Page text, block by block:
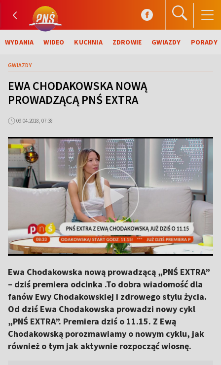
WYDANIA WIDEO KUCHNIA ZDROWIE GWIAZDY PORADY
GWIAZDY
EWA CHODAKOWSKA NOWĄ
PROWADZĄCĄ PNŚ EXTRA
09.04.2018, 07:38
Ewa Chodakowska nową prowadzącą „PNŚ EXTRA”
– dziś premiera odcinka .To dobra wiadomość dla
fanów Ewy Chodakowskiej i zdrowego stylu życia.
Od dziś Ewa Chodakowska prowadzi nowy cykl
„PNŚ EXTRA”. Premiera dziś o 11.15. Z Ewą
Chodakowską porozmawiamy o nowym cyklu, jak
również o tym jak aktywnie rozpocząć wiosnę.